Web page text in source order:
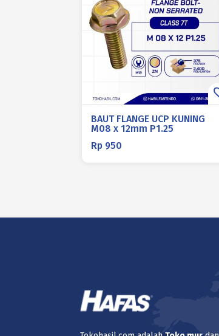
BAUT FLANGE UCP KUNING
M08 x 12mm P1.25
Rp 950